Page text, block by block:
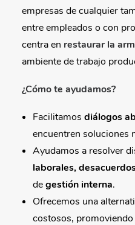
empresas de cualquier
entre empleados o con
centra en restaurar la
ambiente de trabajo
¿Cómo te ayudamos?
Facilitamos diálogos
encuentren soluciones
Ayudamos a resolver
laborales,
degestión interna.
Ofrecemos una
costosos,